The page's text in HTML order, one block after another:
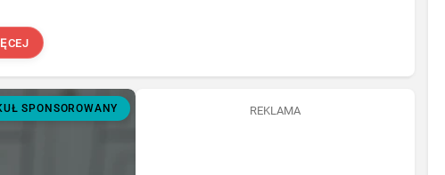
SPONSOROWANY REKLAMA